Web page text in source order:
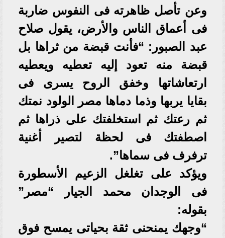
وعن تأصل ظاهرته فى النفوس ضاربة
فى أعماق الناس والأرض، يقول صلاح
عبد الصبور: “فأنت قبضة من ثراها بل
قبضة منه تعود إليه تعطيه ويعطيه
ارتعاشاتها وخفق الروح يسرى فى
بقايا يربها وذما دماها مصر الولود نمتك
ثم رعتك ثم استخلفتك على ذراها ثم
اصطفتك فى لحظة لتصير أغنية
ترفرف فى سماها”.
ويؤكد على تغلغل الزعيم الأسطورة
فى الوجدان محمد الجيار “مصر”
بقوله:
“وجهك يمنحنى ثقة بحياتى يمسح فوق